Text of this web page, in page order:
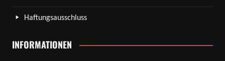
Haftungsausschluss
INFORMATIONEN